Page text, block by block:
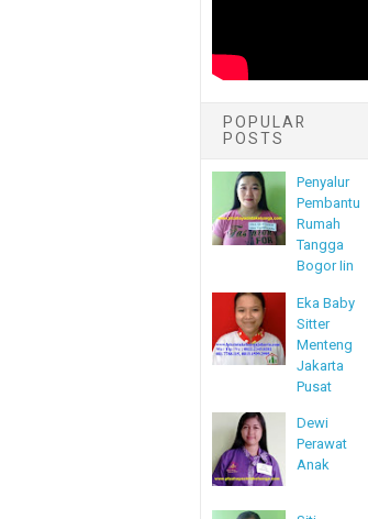
POPULAR
POSTS
Penyalur
Pembantu
Rumah
Tangga
Bogor Iin
Eka Baby
Sitter
Menteng
Jakarta
Pusat
Dewi
Perawat
Anak